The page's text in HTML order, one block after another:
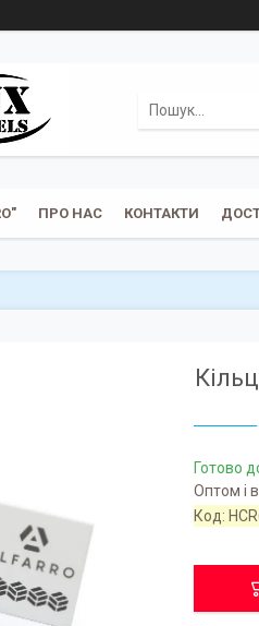
ПРО НАС КОНТАКТИ
Готово
Оптом і
Код: